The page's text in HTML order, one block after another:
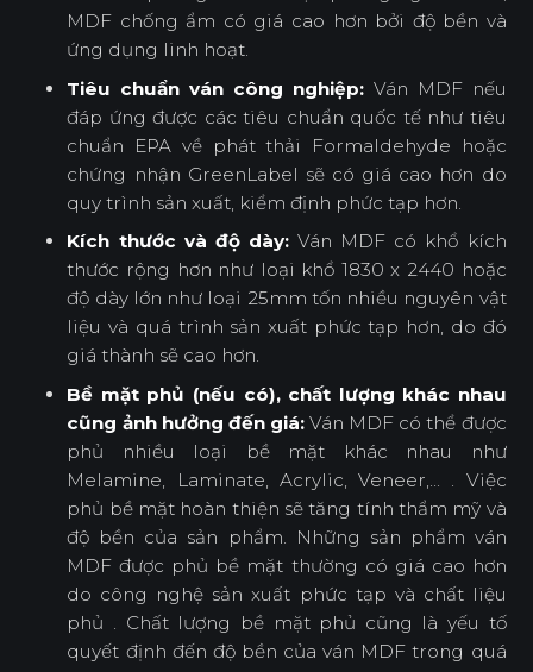
MDF chống ẩm có giá cao hơn bởi độ bền và
ứng dụng linh hoạt.
Tiêu chuẩn ván công nghiệp: Ván MDF nếu
đáp ứng được các tiêu chuẩn quốc tế như tiêu
chuẩn EPA về phát thải Formaldehyde hoặc
chứng nhận GreenLabel sẽ có giá cao hơn do
quy trình sản xuất, kiểm định phức tạp hơn.
Kích thước và độ dày:Ván MDF có khổ kích
thước rộng hơn như loại khổ 1830 x 2440 hoặc
độ dày lớn như loại 25mm tốn nhiều nguyên vật
liệu và quá trình sản xuất phức tạp hơn, do đó
giá thành sẽ cao hơn.
Bề mặt phủ (nếu có), chất lượng khác nhau
cũng ảnh hưởng đến giá:Ván MDF có thể được
phủ nhiều loại bề mặt khác nhau như
Melamine, Laminate, Acrylic, Veneer,... . Việc
phủ bề mặt hoàn thiện sẽ tăng tính thẩm mỹ và
độ bền của sản phẩm. Những sản phẩm ván
MDF được phủ bề mặt thường có giá cao hơn
do công nghệ sản xuất phức tạp và chất liệu
phủ . Chất lượng bề mặt phủ cũng là yếu tố
quyết định đến độ bền của ván MDF trong quá